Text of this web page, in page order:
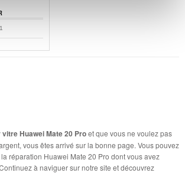
Huawei Mate 20 Proet que vous ne voulez pas
vous êtes arrivé sur la bonne page. Vous pouvez
réparation Huawei Mate 20 Pro dont vous avez
à naviguer sur notre site et découvrez